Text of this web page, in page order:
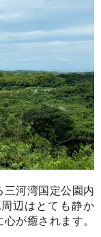
河湾国定公園内
辺はとても静か
が癒されます。